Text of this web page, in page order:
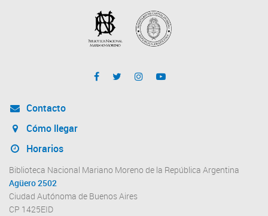
Contacto
Cómo llegar
Horarios
Biblioteca Nacional Mariano Moreno de la República Argentina
Agüero 2502
Ciudad Autónoma de Buenos Aires
CP 1425EID